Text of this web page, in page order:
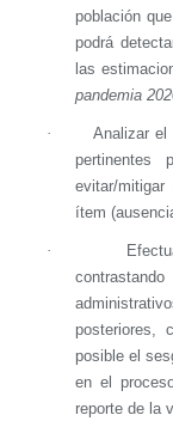
población
podrá
las
pandemia
·
Analizar
pertinentes
evitar/
ítem
·
posteriores,
posible el
en el
reporte de la